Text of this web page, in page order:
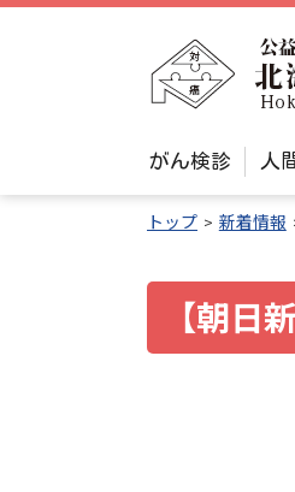
本
がん検診 人
トップ 新着情報
【朝日